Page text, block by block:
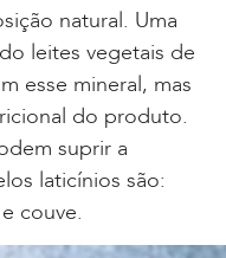
natural. Uma
leites vegetais de
esse mineral, mas
do produto.
suprir a
laticínios são:
couve.